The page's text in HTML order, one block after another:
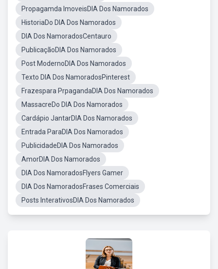
Propagamda ImoveisDIA Dos Namorados
HistoriaDo DIA Dos Namorados
DIA Dos NamoradosCentauro
PublicaçãoDIA Dos Namorados
Post ModernoDIA Dos Namorados
Texto DIA Dos NamoradosPinterest
Frazespara PrpagandaDIA Dos Namorados
MassacreDo DIA Dos Namorados
Cardápio JantarDIA Dos Namorados
Entrada ParaDIA Dos Namorados
PublicidadeDIA Dos Namorados
AmorDIA Dos Namorados
DIA Dos NamoradosFlyers Gamer
DIA Dos NamoradosFrases Comerciais
Posts InterativosDIA Dos Namorados